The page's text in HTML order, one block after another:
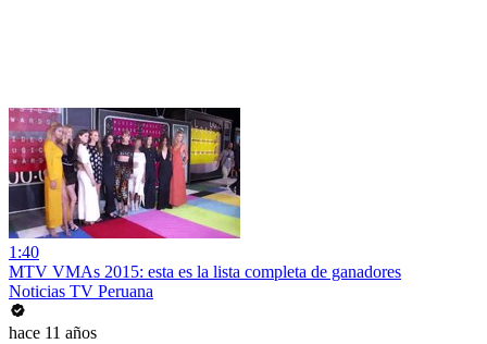
1:40
MTV VMAs 2015: esta es la lista completa de ganadores
Noticias TV Peruana
hace 11 años